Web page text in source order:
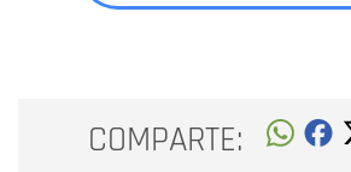
COMPARTE: